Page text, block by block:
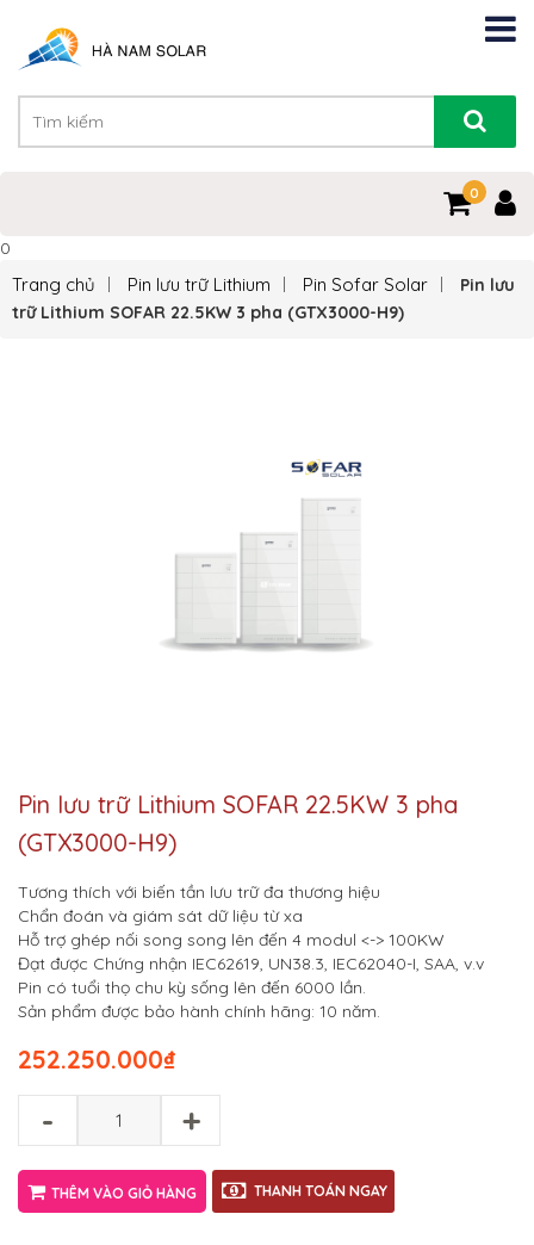
0
0
Trang chủ Pin lưu trữ Lithium Pin Sofar Solar
Pin lưu
trữ Lithium SOFAR 22.5KW 3 pha (GTX3000-H9)
Pin lưu trữ Lithium SOFAR 22.5KW 3 pha
(GTX3000-H9)
Tương thích với biến tần lưu trữ đa thương hiệu
Chẩn đoán và giám sát dữ liệu từ xa
Hỗ trợ ghép nối song song lên đến 4 modul <-> 100KW
Đạt được Chứng nhận IEC62619, UN38.3, IEC62040-I, SAA, v.v
Pin có tuổi thọ chu kỳ sống lên đến 6000 lần.
Sản phẩm được bảo hành chính hãng: 10 năm.
₫
252.250.000
- +
THÊM VÀO GIỎ HÀNG THANH TOÁN NGAY